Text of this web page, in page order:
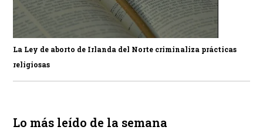
La Ley de aborto de Irlanda del Norte criminaliza prácticas
religiosas
Lo más leído de la semana